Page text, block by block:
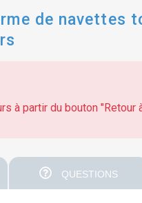
de navettes
à partir du bouton "Retour
QUESTIONS